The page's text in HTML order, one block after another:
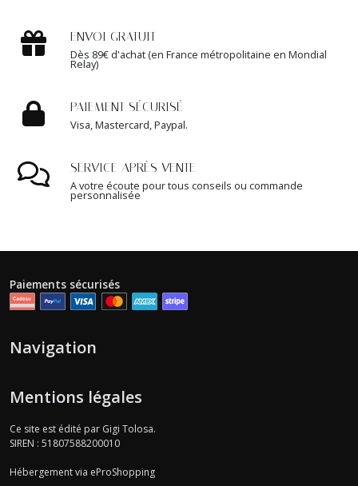
ENVOI GRATUIT
Dès 89€ d'achat (en France métropolitaine en Mondial
Relay)
PAIEMENT SÉCURISÉ
Visa, Mastercard, Paypal.
SERVICE APRÈS VENTE
A votre écoute pour tous conseils ou commande
personnalisée
Paiements sécurisés
Navigation
Mentions légales
Ce site est édité par Gigi Tolosa.
SIREN : 51807588200010
Hébergement via eProShopping